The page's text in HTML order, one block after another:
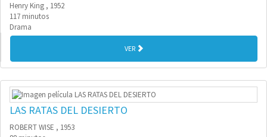
Henry King , 1952
117 minutos
Drama
VER
LAS RATAS DEL DESIERTO
ROBERT WISE , 1953